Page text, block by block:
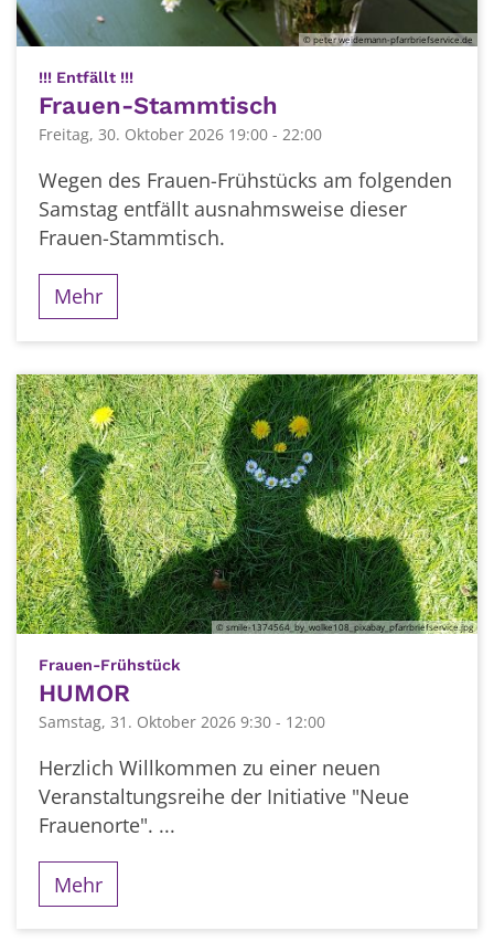
© peter weidemann-pfarrbriefservice.de
!!! Entfällt !!!:
Frauen-Stammtisch
Freitag, 30. Oktober 2026 19:00 - 22:00
Wegen des Frauen-Frühstücks am folgenden
Samstag entfällt ausnahmsweise dieser
Frauen-Stammtisch.
Mehr
© smile-1374564_by_wolke108_pixabay_pfarrbriefservice.jpg
Frauen-Frühstück
HUMOR
Samstag, 31. Oktober 2026 9:30 - 12:00
Herzlich Willkommen zu einer neuen
Veranstaltungsreihe der Initiative "Neue
Frauenorte". ...
Mehr